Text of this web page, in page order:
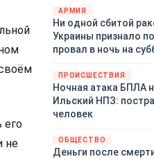
его
не
Ростовской,
Самарской,
Тамбовской,
областей,
края, Республики
акваторией
АРМИЯ
Ни одной сбитой
Украины признало
провал в ночь на
ПРОИСШЕСТВИЯ
Ночная атака БПЛА
Ильский НПЗ:
человек
ОБЩЕСТВО
Деньги после